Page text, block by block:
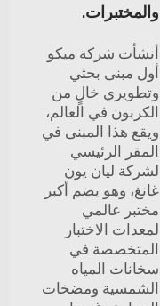
والمختبرات.
أنشأت شركة ميكو
أول مبنى بحثي
وتطويري خالٍ من
الكربون في العالم،
ويقع هذا المبنى في
المقر الرئيسي
لشركة ليان يون
غانغ، وهو يضم أكبر
مختبر عالمي
لمعدات الاختبار
المتخصصة في
سخانات المياه
الشمسية ومضخات